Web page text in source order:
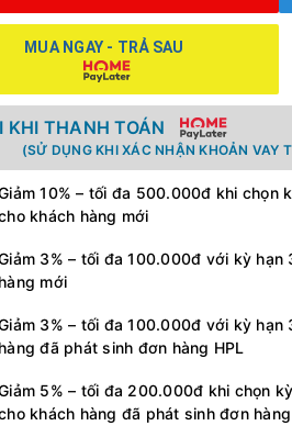
MUA NGAY - TRẢ SAU
KHI THANH TOÁN
(SỬ DỤNG KHI XÁC NHẬN KHOẢN VAY
10% – tối đa 500.000đ khi chọn
khách hàng mới
3% – tối đa 100.000đ với kỳ hạn
hàng mới
3% – tối đa 100.000đ với kỳ hạn
hàng đã phát sinh đơn hàng HPL
5% – tối đa 200.000đ khi chọn
khách hàng đã phát sinh đơn hàng